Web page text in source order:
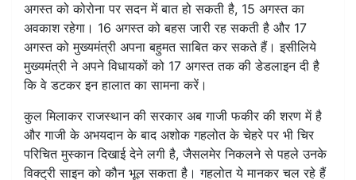
अगस्त को कोरोना पर सदन में बात हो सकती है, 15 अगस्त का
अवकाश रहेगा। 16 अगस्त को बहस जारी रह सकती है और 17
अगस्त को मुख्यमंत्री अपना बहुमत साबित कर सकते हैं। इसीलिये
मुख्यमंत्री ने अपने विधायकों को 17 अगस्त तक की डेडलाइन दी है
कि वे डटकर इन हालात का सामना करें।
कुल मिलाकर राजस्थान की सरकार अब गाजी फकीर की शरण में है
और गाजी के अभयदान के बाद अशोक गहलोत के चेहरे पर भी चिर
परिचित मुस्कान दिखाई देने लगी है, जैसलमेर निकलने से पहले उनके
विक्ट्री साइन को कौन भूल सकता है। गहलोत ये मानकर चल रहे हैं